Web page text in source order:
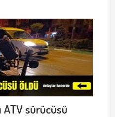
ATV sürücüsü